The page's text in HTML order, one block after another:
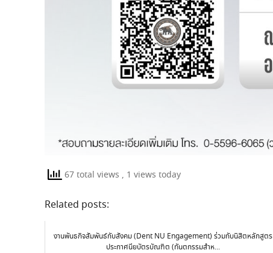
67 total views , 1 views today
Related posts:
งานพันธกิจสัมพันธ์กับสังคม (Dent NU Engagement) ร่วมกับนิสิตหลักสูตร
ประกาศนียบัตรบัณฑิต (ทันตกรรมสำห...